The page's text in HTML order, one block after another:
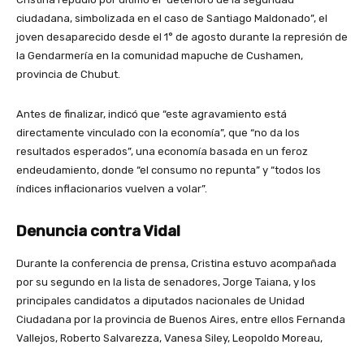
ciudadana, simbolizada en el caso de Santiago Maldonado”, el
joven desaparecido desde el 1° de agosto durante la represión de
la Gendarmería en la comunidad mapuche de Cushamen,
provincia de Chubut.
Antes de finalizar, indicó que “este agravamiento está
directamente vinculado con la economía”, que “no da los
resultados esperados”, una economía basada en un feroz
endeudamiento, donde “el consumo no repunta” y “todos los
índices inflacionarios vuelven a volar”.
Denuncia contra Vidal
Durante la conferencia de prensa, Cristina estuvo acompañada
por su segundo en la lista de senadores, Jorge Taiana, y los
principales candidatos a diputados nacionales de Unidad
Ciudadana por la provincia de Buenos Aires, entre ellos Fernanda
Vallejos, Roberto Salvarezza, Vanesa Siley, Leopoldo Moreau,